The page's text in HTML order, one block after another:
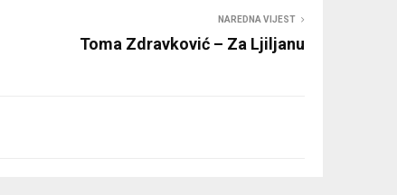
NAREDNA VIJEST
Toma Zdravković – Za Ljiljanu